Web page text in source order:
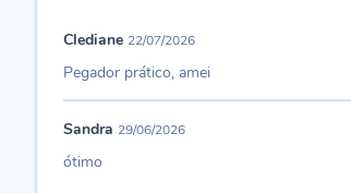
Clediane 22/07/2026
Pegador prático, amei
Sandra 29/06/2026
ótimo